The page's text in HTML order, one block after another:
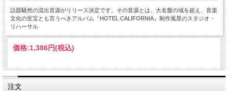
話題騒然の流出音源がリリース決定です。その音源とは、大名盤の域を超え、音楽
文化の至宝とも言うべきアルバム『HOTEL CALIFORNIA』制作風景のスタジオ・
リハーサル
価格:1,386円(税込)
注文